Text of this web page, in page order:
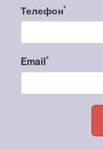
Телефон*
Email*